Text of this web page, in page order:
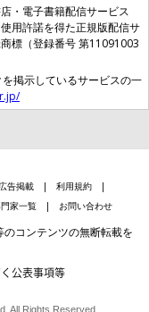
・電子書籍配信サービス
用許諾を得た正規版配信サ
標（登録番号 第11091003
掲示しているサービスの一
広告掲載
利用規約
家一覧 お問い合わせ
コンテンツの無断転載を
公表事項等
All Rights Reserved.